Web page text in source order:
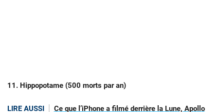
11. Hippopotame (500 morts par an)
LIRE AUSSI
Ce que l’iPhone a filmé derrière la Lune, Apollo